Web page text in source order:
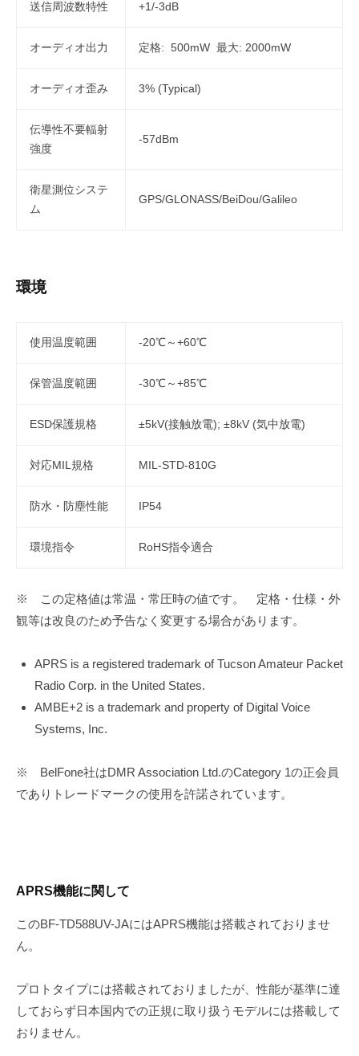
送信周波数特性 +1/-3dB
オーディオ出力 定格: 500mW 最大: 2000mW
オーディオ歪み 3% (Typical)
伝導性不要輻射
強度
-57dBm
衛星測位システ
ム
GPS/GLONASS/BeiDou/Galileo
環境
使用温度範囲 -20℃～+60℃
保管温度範囲 -30℃～+85℃
ESD保護規格 ±5kV(接触放電); ±8kV (気中放電)
対応MIL規格 MIL-STD-810G
防水・防塵性能 IP54
環境指令 RoHS指令適合
※ この定格値は常温・常圧時の値です。 定格・仕様・外
観等は改良のため予告なく変更する場合があります。
APRS is a registered trademark of Tucson Amateur Packet
Radio Corp. in the United States.
AMBE+2 is a trademark and property of Digital Voice
Systems, Inc.
※ BelFone社はDMR Association Ltd.のCategory 1の正会員
でありトレードマークの使用を許諾されています。
APRS機能に関して
このBF-TD588UV-JAにはAPRS機能は搭載されておりませ
ん。
プロトタイプには搭載されておりましたが、性能が基準に達
しておらず日本国内での正規に取り扱うモデルには搭載して
おりません。